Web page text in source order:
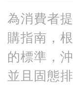
為消費者
購指南，
的標準，
並且固態